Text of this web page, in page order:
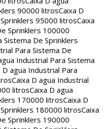
90000 litrosCaixa D
95000 litrosCaixa
Sprinklers 100000
Sistema De Sprinklers
Para Sistema De
Industrial Para Sistema
D agua Industrial Para
Caixa D agua Industrial
litrosCaixa D agua
170000 litrosCaixa D
180000 litrosCaixa
Sprinklers 190000